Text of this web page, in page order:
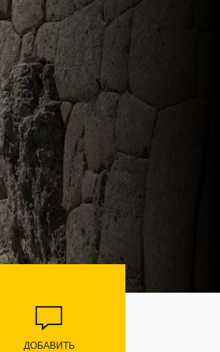
ДОБАВИТЬ